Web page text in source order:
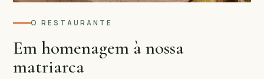
O RESTAURANTE
Em homenagem à nossa
matriarca